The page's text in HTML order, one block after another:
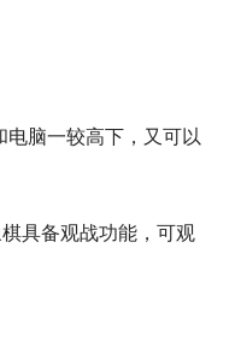
脑一较高下，又可以
具备观战功能，可观